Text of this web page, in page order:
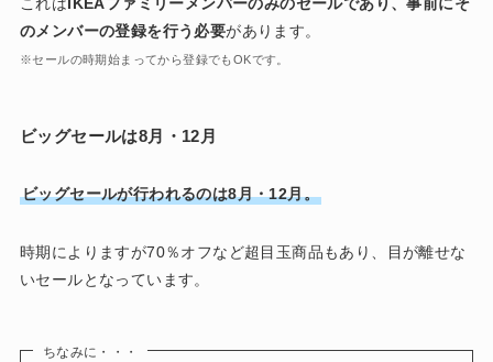
これはIKEAファミリーメンバーのみのセールであり、事前にそ
のメンバーの登録を行う必要があります。
※セールの時期始まってから登録でもOKです。
ビッグセールは8月・12月
ビッグセールが行われるのは8月・12月。
時期によりますが70％オフなど超目玉商品もあり、目が離せな
いセールとなっています。
ちなみに・・・